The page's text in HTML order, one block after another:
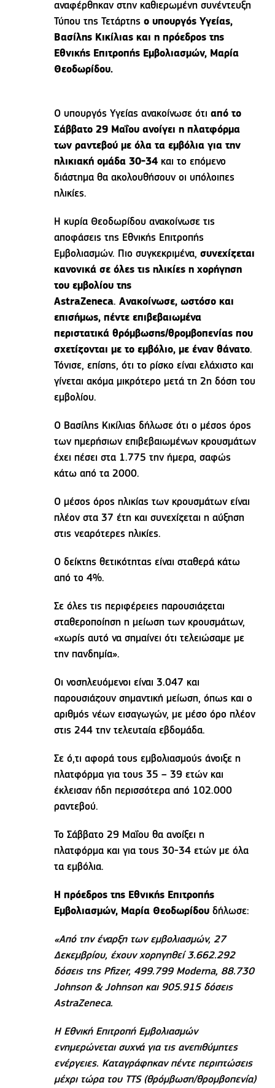
αναφέρθηκαν στην καθιερωμένη συνέντευξη
Τύπου της Τετάρτηςο υπουργός Υγείας,
Βασίλης Κικίλιας και η πρόεδρος της
Εθνικής Επιτροπής Εμβολιασμών, Μαρία
Θεοδωρίδου.
Ο υπουργός Υγείας ανακοίνωσε ότιαπό το
Σάββατο 29 Μαΐου ανοίγει η πλατφόρμα
των ραντεβού με όλα τα εμβόλια για την
ηλικιακή ομάδα 30-34 και το επόμενο
διάστημα θα ακολουθήσουν οι υπόλοιπες
ηλικίες.
Η κυρία Θεοδωρίδου ανακοίνωσε τις
αποφάσεις της Εθνικής Επιτροπής
Εμβολιασμών. Πιο συγκεκριμένα,συνεχίζεται
κανονικά σε όλες τις ηλικίες η χορήγηση
του εμβολίου της
AstraZeneca.Ανακοίνωσε, ωστόσο και
επισήμως, πέντε επιβεβαιωμένα
περιστατικά θρόμβωσης/θρομβοπενίας που
σχετίζονται με το εμβόλιο, με έναν θάνατο.
Τόνισε, επίσης, ότι το ρίσκο είναι ελάχιστο και
γίνεται ακόμα μικρότερο μετά τη 2η δόση του
εμβολίου.
Ο Βασίλης Κικίλιας δήλωσε ότι ο μέσος όρος
των ημερήσιων επιβεβαιωμένων κρουσμάτων
έχει πέσει στα 1.775 την ήμερα, σαφώς
κάτω από τα 2000.
Ο μέσος όρος ηλικίας των κρουσμάτων είναι
πλέον στα 37 έτη και συνεχίζεται η αύξηση
στις νεαρότερες ηλικίες.
Ο δείκτης θετικότητας είναι σταθερά κάτω
από το 4%.
Σε όλες τις περιφέρειες παρουσιάζεται
σταθεροποίηση η μείωση των κρουσμάτων,
«χωρίς αυτό να σημαίνει ότι τελειώσαμε με
την πανδημία».
Οι νοσηλευόμενοι είναι 3.047 και
παρουσιάζουν σημαντική μείωση, όπως και ο
αριθμός νέων εισαγωγών, με μέσο όρο πλέον
στις 244 την τελευταία εβδομάδα.
Σε ό,τι αφορά τους εμβολιασμούς άνοιξε η
πλατφόρμα για τους 35 – 39 ετών και
έκλεισαν ήδη περισσότερα από 102.000
ραντεβού.
Το Σάββατο 29 Μαΐου θα ανοίξει η
πλατφόρμα και για τους 30-34 ετών με όλα
τα εμβόλια.
Η πρόεδρος της Εθνικής Επιτροπής
Εμβολιασμών, Μαρία Θεοδωρίδου δήλωσε:
«Από την έναρξη των εμβολιασμών, 27
Δεκεμβρίου, έχουν χορηγηθεί 3.662.292
δόσεις της Pfizer, 499.799 Moderna, 88.730
Johnson & Johnson και 905.915 δόσεις
AstraZeneca.
Η Εθνική Επιτροπή Εμβολιασμών
ενημερώνεται συχνά για τις ανεπιθύμητες
ενέργειες. Καταγράφηκαν πέντε περιπτώσεις
μέχρι τώρα του TTS (θρόμβωση/θρομβοπενία)